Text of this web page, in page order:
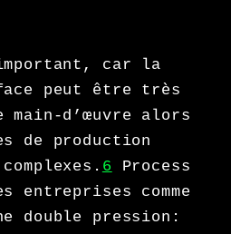
car la
peut être très
main-d’œuvre alors
de production
6 Process
entreprises comme
double pression: